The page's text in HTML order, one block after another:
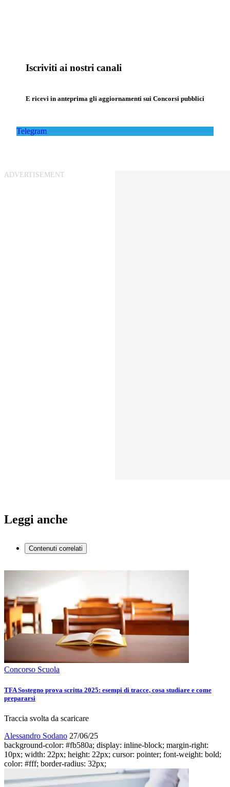
Iscriviti ai nostri canali
E ricevi in anteprima gli aggiornamenti sui Concorsi pubblici
Telegram
Leggi anche
Contenuti correlati
Concorso Scuola
TFA Sostegno prova scritta 2025: esempi di tracce, cosa studiare e come
prepararsi
Traccia svolta da scaricare
Alessandro Sodano 27/06/25
background-color: #fb580a; display: inline-block; margin-right:
10px; width: 22px; height: 22px; cursor: pointer; font-weight: bold;
color: #fff; border-radius: 32px;